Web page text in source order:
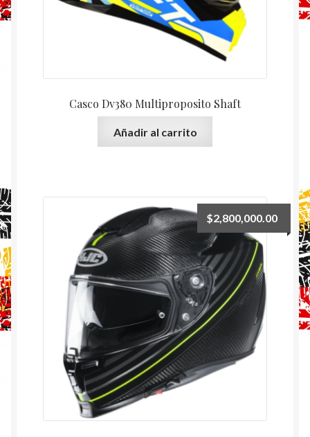
Casco Dv380 Multiproposito Shaft
Añadir al carrito
$2,800,000.00